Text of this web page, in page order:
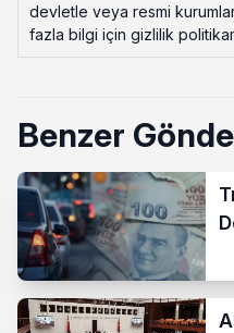
devletle veya resmi
fazla bilgi için gizlilik
Benzer